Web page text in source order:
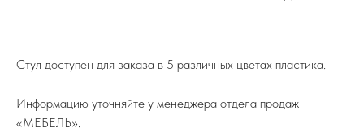
Стул доступен для заказа в 5 различных цветах пластика.
Информацию уточняйте у менеджера отдела продаж
«МЕБЕЛЬ».